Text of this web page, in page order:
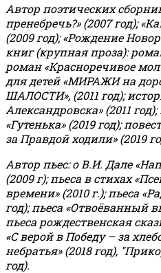
Автор поэтических
пренебречь?» (2007 год);
(2009 год); «Рождение
книг (крупная проза):
роман «Красноречивое
для детей «МИРАЖИ на
ШАЛОСТИ», (2011 год);
Александровска» (2011
«Гутенька» (2019 год);
за Правдой ходили» (2019
Автор пьес: о В.И. Дале
(2009 г); пьеса в стихах
времени» (2010 г.); пьеса
год); пьеса «Отвоёванный
пьеса рождественская
«С верой в Победу – за
небратья» (2018 год),
год).